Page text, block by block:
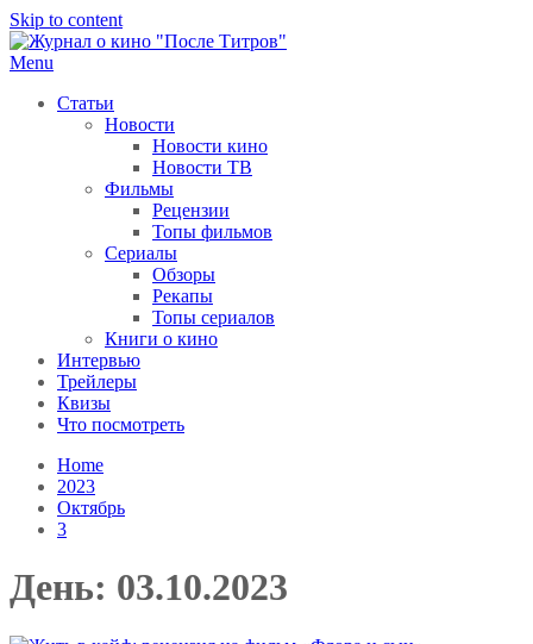
Skip to content
Menu
Статьи
Новости
Новости кино
Новости ТВ
Фильмы
Рецензии
Топы фильмов
Сериалы
Обзоры
Рекапы
Топы сериалов
Книги о кино
Интервью
Трейлеры
Квизы
Что посмотреть
Home
2023
Октябрь
3
День: 03.10.2023